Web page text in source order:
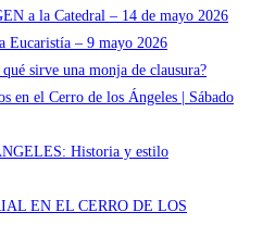
a la Catedral – 14 de mayo 2026
Eucaristía – 9 mayo 2026
sirve una monja de clausura?
en el Cerro de los Ángeles | Sábado
Historia y estilo
EN EL CERRO DE LOS